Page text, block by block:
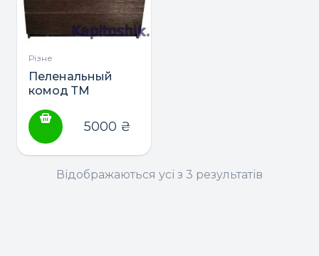
Різне
Пеленальный
комод ТМ
“Blumotion
Standart” 5000 ₴
Відображаються усі з 3 результатів